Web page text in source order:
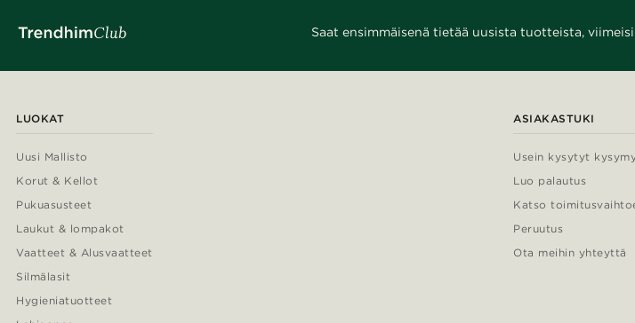
Saat ensimmäisenä tietää uusista tuotteista,
LUOKAT
Uusi Mallisto
Korut & Kellot
Pukuasusteet
Laukut & lompakot
Vaatteet & Alusvaatteet
Silmälasit
Hygieniatuotteet
ASIAKASTUKI
Usein kysytyt
Luo palautus
Katso
Peruutus
Ota meihin yhteyttä